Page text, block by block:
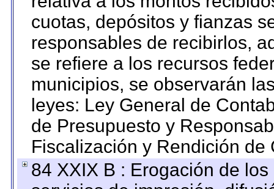
cuotas, depósitos y fianzas
responsables de recibirlos,
se refiere a los recursos
municipios, se observarán
leyes: Ley General de
de Presupuesto y
Fiscalización y Rendición
84 XXIX B : Erogación de